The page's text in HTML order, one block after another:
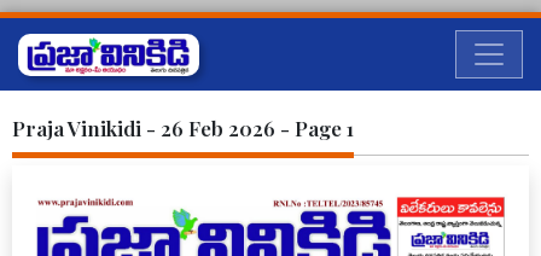
Praja Vinikidi - 26 Feb 2026 - Page 1